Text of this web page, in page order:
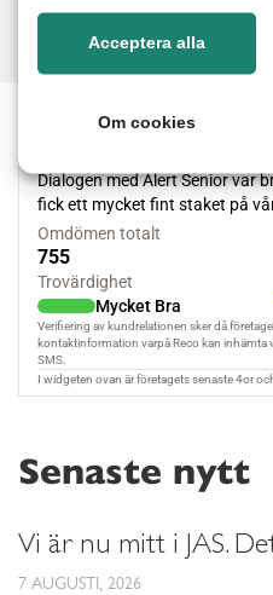
Läs mer
Senaste nytt
Vi är nu mitt i JAS.
7 AUGUSTI, 2026
Acceptera alla
Om cookies